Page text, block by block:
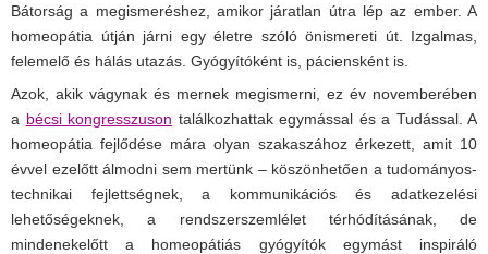
Bátorság a megismeréshez, amikor járatlan útra lép az ember. A
homeopátia útján járni egy életre szóló önismereti út. Izgalmas,
felemelő és hálás utazás. Gyógyítóként is, páciensként is.
Azok, akik vágynak és mernek megismerni, ez év novemberében
a bécsi kongresszuson találkozhattak egymással és a Tudással. A
homeopátia fejlődése mára olyan szakaszához érkezett, amit 10
évvel ezelőtt álmodni sem mertünk – köszönhetően a tudományos-
technikai fejlettségnek, a kommunikációs és adatkezelési
lehetőségeknek, a rendszerszemlélet térhódításának, de
mindenekelőtt a homeopátiás gyógyítók egymást inspiráló